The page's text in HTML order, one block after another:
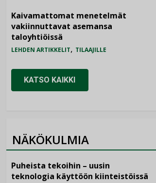
Kaivamattomat menetelmät
vakiinnuttavat asemansa
taloyhtiöissä
LEHDEN ARTIKKELIT, TILAAJILLE
KATSO KAIKKI
NÄKÖKULMIA
Puheista tekoihin – uusin
teknologia käyttöön kiinteistöissä